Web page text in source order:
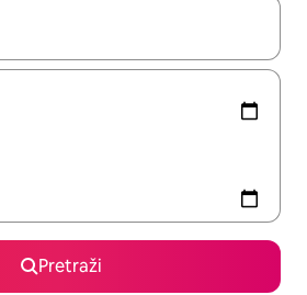
rezultati, moći ćete ih pregledati
Pretraži